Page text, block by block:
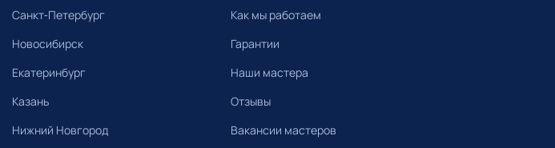
Санкт-Петербург
Новосибирск
Екатеринбург
Казань
Нижний Новгород
Как мы работаем
Гарантии
Наши мастера
Отзывы
Вакансии мастеров